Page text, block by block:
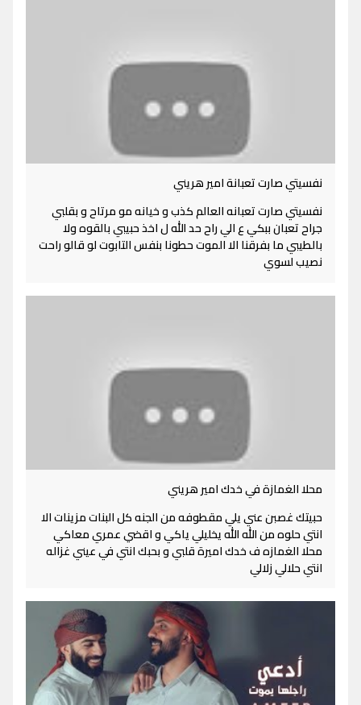
نفسيتي صارت تعبانة امير هريني
نفسيتي صارت تعبانه العالم كذب و خيانه مو مرتاح و بقلبي
جراح تعبان ببكي ع الي راح حد الله ل اخذ حبيبي بالقوه ولا
بالطيبي ما بفرقنا الا الموت حطونا بنفس التابوت لو قالو راحت
نصيب لسوي
محلا الغمازة في خدك امير هريني
حبيتك غصبن عني يلي مقطوفه من الجنه كل البنات مزينات الا
انتي حلوه من الله الله يخليلي ياكي و اقضي عمري معاكي
محلا الغمازه ف خدك اميرة قلبي و بحبك انتي في عيني غزاله
انتي حلالي زلالي